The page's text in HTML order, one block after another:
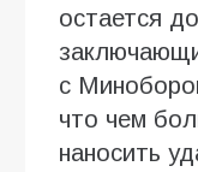
остается
с
что чем
наносить